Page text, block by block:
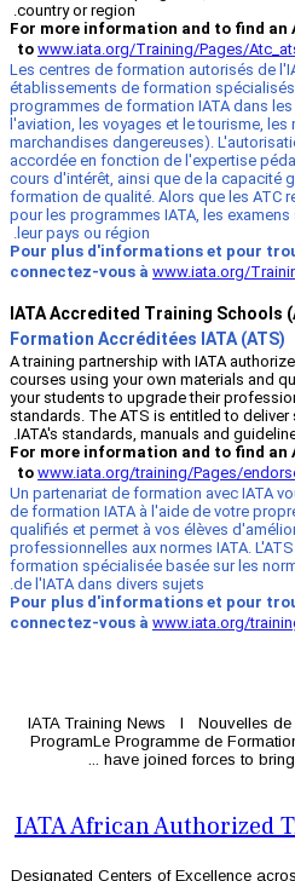
For
to
Les
cours
pour
Pour
A
your
For
to
Un
de
Pour